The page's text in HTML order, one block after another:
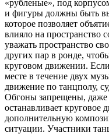
«рубленые», под
и фигуры должны быть
которое позволяет
влияло на пространство
уважать пространство
других пар в ронде,
круговом движении.
месте в течение двух
движение по танцполу,
Обгоны запрещены, даже
останавливает круговое
дополнительную
ситуации. Участники